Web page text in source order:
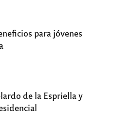
para jóvenes
de la Espriella y